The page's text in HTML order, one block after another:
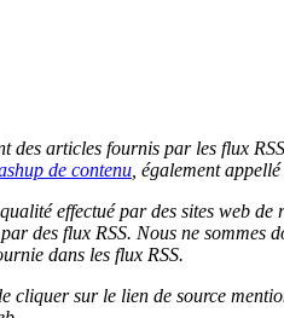
articles fournis par les flux
de contenu, également appellé
effectué par des sites web
des flux RSS. Nous ne
dans les flux RSS.
cliquer sur le lien de source